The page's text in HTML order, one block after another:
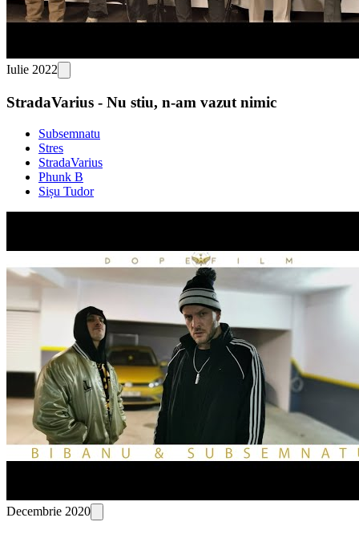
Iulie 2022
StradaVarius - Nu stiu, n-am vazut nimic
Subsemnatu
Stres
StradaVarius
Phunk B
Sișu Tudor
Decembrie 2020